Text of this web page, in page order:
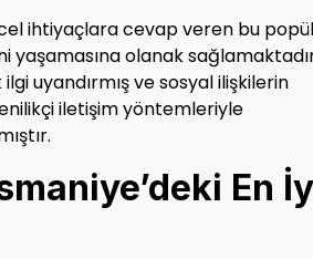
ihtiyaçlara cevap veren bu
yaşamasına olanak
uyandırmış ve sosyal ilişkilerin
iletişim yöntemleriyle
En